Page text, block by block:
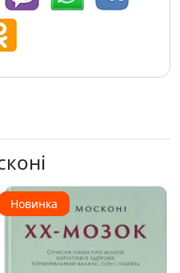
Новинка